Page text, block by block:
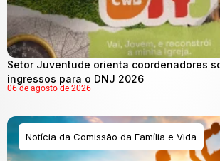
Setor Juventude orienta coordenadores
ingressos para o DNJ 2026
06 de agosto de 2026
Notícia da Comissão da Família e Vida